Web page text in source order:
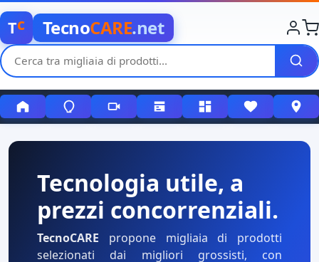
Tc TecnoCARE.net
Tecnologia utile, a
prezzi concorrenziali.
TecnoCARE propone migliaia di prodotti
selezionati dai migliori grossisti, con